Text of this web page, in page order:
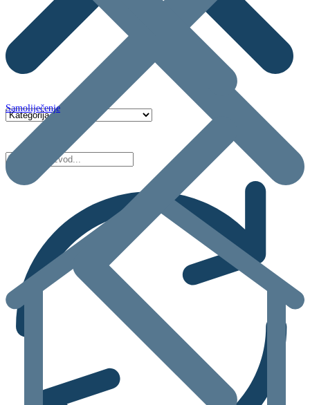
Samoliječenje